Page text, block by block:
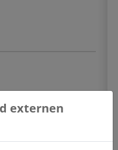
mit einer
externen